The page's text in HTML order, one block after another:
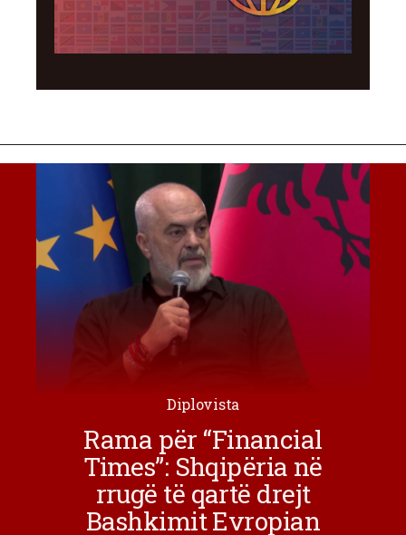
Diplovista
Rama për “Financial
Times”: Shqipëria në
rrugë të qartë drejt
Bashkimit Evropian